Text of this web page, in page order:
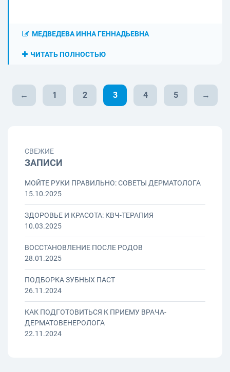
МЕДВЕДЕВА ИННА ГЕННАДЬЕВНА
ЧИТАТЬ ПОЛНОСТЬЮ
← 1 2 3 4 5 →
СВЕЖИЕ
ЗАПИСИ
МОЙТЕ РУКИ ПРАВИЛЬНО: СОВЕТЫ ДЕРМАТОЛОГА
15.10.2025
ЗДОРОВЬЕ И КРАСОТА: КВЧ-ТЕРАПИЯ
10.03.2025
ВОССТАНОВЛЕНИЕ ПОСЛЕ РОДОВ
28.01.2025
ПОДБОРКА ЗУБНЫХ ПАСТ
26.11.2024
КАК ПОДГОТОВИТЬСЯ К ПРИЕМУ ВРАЧА-
ДЕРМАТОВЕНЕРОЛОГА
22.11.2024